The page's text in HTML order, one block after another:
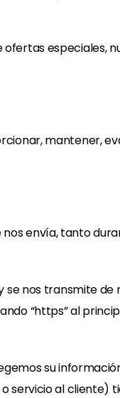
especiales,
mantener,
envía, tanto
nos transmite de
“https” al
su
servicio al cliente)